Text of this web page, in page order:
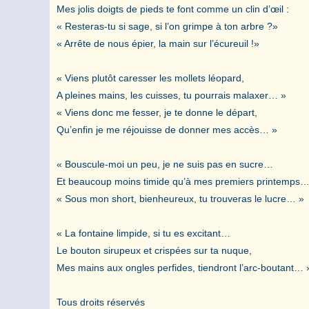
Mes jolis doigts de pieds te font comme un clin d’œil :
« Resteras-tu si sage, si l’on grimpe à ton arbre ?»
« Arrête de nous épier, la main sur l’écureuil !»
« Viens plutôt caresser les mollets léopard,
A pleines mains, les cuisses, tu pourrais malaxer… »
« Viens donc me fesser, je te donne le départ,
Qu’enfin je me réjouisse de donner mes accès… »
« Bouscule-moi un peu, je ne suis pas en sucre…
Et beaucoup moins timide qu’à mes premiers
« Sous mon short, bienheureux, tu trouveras le lucre… »
« La fontaine limpide, si tu es excitant…
Le bouton sirupeux et crispées sur ta nuque,
Mes mains aux ongles perfides, tiendront l’arc-boutant…
Tous droits réservés